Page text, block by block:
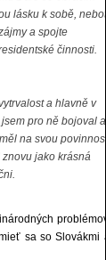
lásku k sobě, neboť
a spojte
činnosti.
a hlavně v
pro ně bojoval a
na svou povinnost
jako krásná
problémov,
sa so Slovákmi a